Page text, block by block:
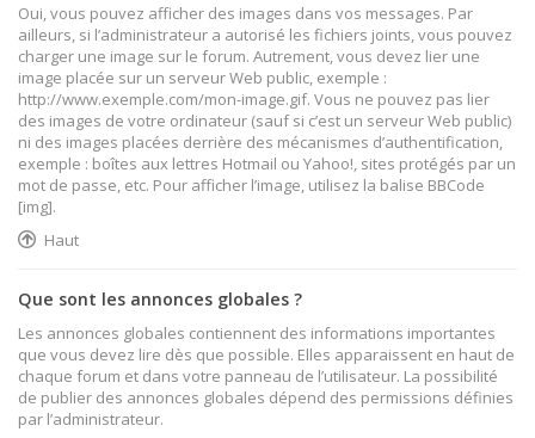
Oui, vous pouvez afficher des images dans vos messages. Par
ailleurs, si l’administrateur a autorisé les fichiers joints, vous pouvez
charger une image sur le forum. Autrement, vous devez lier une
image placée sur un serveur Web public, exemple :
http://www.exemple.com/mon-image.gif. Vous ne pouvez pas lier
des images de votre ordinateur (sauf si c’est un serveur Web public)
ni des images placées derrière des mécanismes d’authentification,
exemple : boîtes aux lettres Hotmail ou Yahoo!, sites protégés par un
mot de passe, etc. Pour afficher l’image, utilisez la balise BBCode
[img].
Haut
Que sont les annonces globales ?
Les annonces globales contiennent des informations importantes
que vous devez lire dès que possible. Elles apparaissent en haut de
chaque forum et dans votre panneau de l’utilisateur. La possibilité
de publier des annonces globales dépend des permissions définies
par l’administrateur.